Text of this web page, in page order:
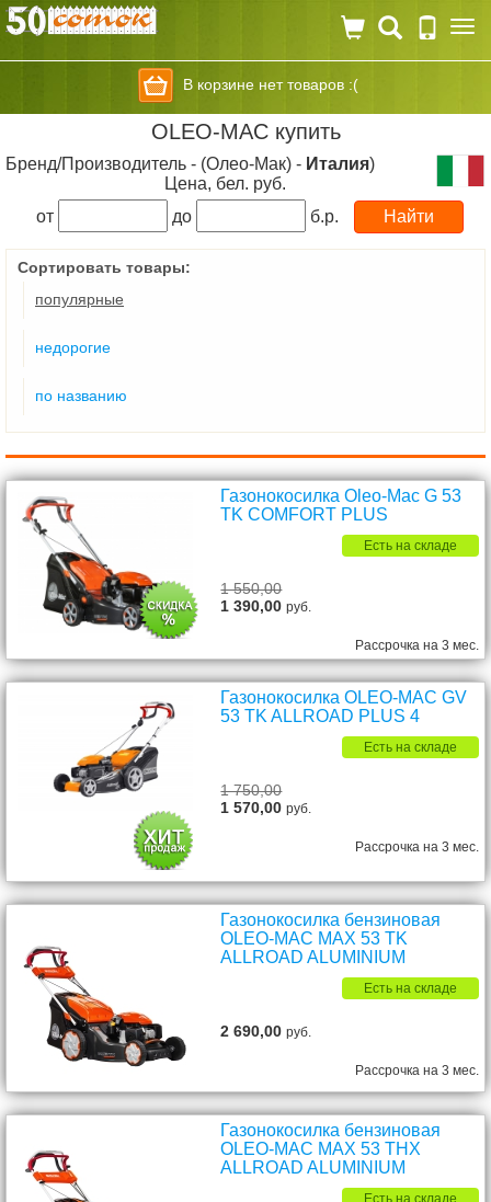
В корзине нет товаров :(
OLEO-MAC купить
Бренд/Производитель - (Олео-Мак) - Италия)
Цена, бел. руб.
от
до б.р.
Сортировать товары:
популярные
недорогие
по названию
Газонокосилка Oleo-Mac G 53
TK COMFORT PLUS
Есть на складе
1 550,00
1 390,00руб.
Рассрочка на 3 мес.
Газонокосилка OLEO-MAC GV
53 TK ALLROAD PLUS 4
Есть на складе
1 750,00
1 570,00руб.
Рассрочка на 3 мес.
Газонокосилка бензиновая
OLEO-MAC MAX 53 TK
ALLROAD ALUMINIUM
Есть на складе
2 690,00руб.
Рассрочка на 3 мес.
Газонокосилка бензиновая
OLEO-MAC MAX 53 THX
ALLROAD ALUMINIUM
Есть на складе